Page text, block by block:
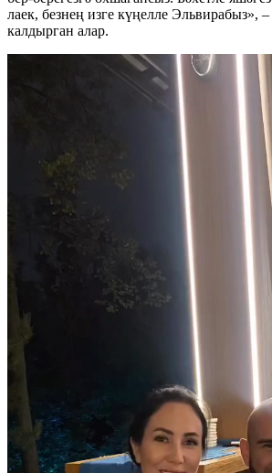
лаек, безнең изге күңелле Эльвирабыз»,
калдырган алар.